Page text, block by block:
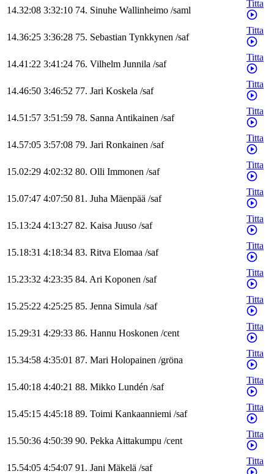
14.32:08 3:32:10 74. Sinuhe Wallinheimo /saml
Titta
14.36:25 3:36:28 75. Sebastian Tynkkynen /saf
Titta
14.41:22 3:41:24 76. Vilhelm Junnila /saf
Titta
14.46:50 3:46:52 77. Jari Koskela /saf
Titta
14.51:57 3:51:59 78. SannaAntikainen /saf
Titta
14.57:05 3:57:08 79. Jari Ronkainen /saf
Titta
15.02:29 4:02:32 80. Olli Immonen /saf
Titta
15.07:47 4:07:50 81. Juha Mäenpää /saf
Titta
15.13:24 4:13:27 82. Kaisa Juuso /saf
Titta
15.18:31 4:18:34 83. Ritva Elomaa /saf
Titta
15.23:32 4:23:35 84. Ari Koponen /saf
Titta
15.25:22 4:25:25 85. Jenna Simula /saf
Titta
15.29:31 4:29:33 86. Hannu Hoskonen /cent
Titta
15.34:58 4:35:01 87. Mari Holopainen /gröna
Titta
15.40:18 4:40:21 88. Mikko Lundén /saf
Titta
15.45:15 4:45:18 89. Toimi Kankaanniemi /saf
Titta
15.50:36 4:50:39 90. PekkaAittakumpu /cent
Titta
15.54:05 4:54:07 91. Jani Mäkelä /saf
Titta